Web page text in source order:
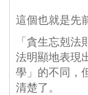
這個也就是先
「貪生忘剋
法明顯地表現
學」的不同，
清楚了。